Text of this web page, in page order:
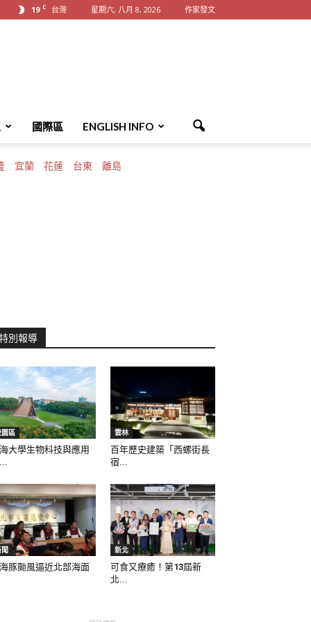
19 C 台灣 星期六, 八月 8, 2026 作家發文
國際區 ENGLISH INFO
宜蘭 花蓮 台東 離島
別報導
區
大學生物科技與應用
雲林
百年歷史建築「西螺街長
宿...
豚颱風逼近北部海面
新北
可食又療癒！第13屆新
北...